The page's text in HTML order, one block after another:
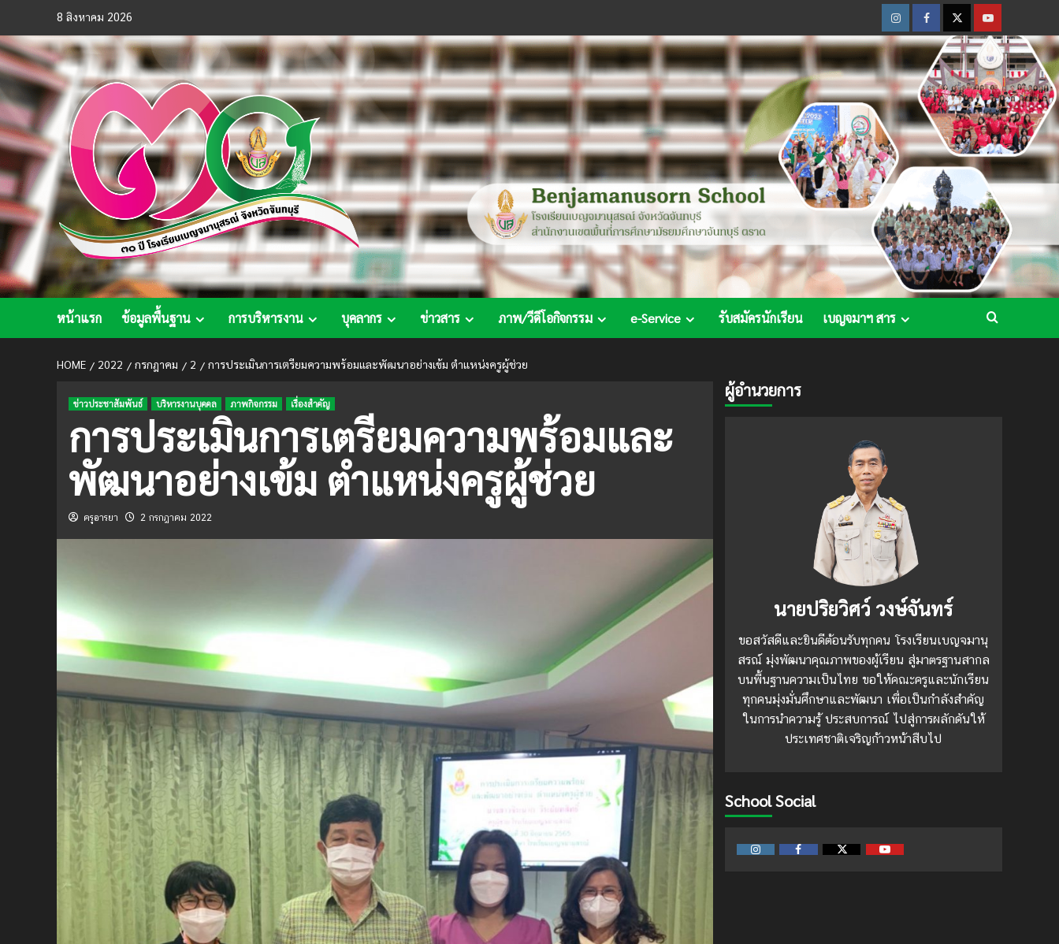
content
8 สิงหาคม 2026
InstagramFacebookTwitterYoutube
หน้าแรก ข้อมูลพื้นฐาน การบริหารงาน บุคลากร ข่าวสาร ภาพ/วีดีโอกิจกรรม e-Service รับสมัครนักเรียน เบญจมาฯ สาร
HOME 2022 กรกฎาคม 2 การประเมินการเตรียมความพร้อมและพัฒนาอย่างเข้ม ตำแหน่งครูผู้ช่วย
ข่าวประชาสัมพันธ์ บริหารงานบุคคล ภาพกิจกรรม เรื่องสำคัญ
การประเมินการเตรียมความพร้อมและ
พัฒนาอย่างเข้ม ตำแหน่งครูผู้ช่วย
ครูอารยา 2 กรกฎาคม 2022
ผู้อำนวยการ
นายปริยวิศว์ วงษ์จันทร์
ขอสวัสดีและยินดีต้อนรับทุกคน โรงเรียนเบญจมานุ
สรณ์ มุ่งพัฒนาคุณภาพของผู้เรียน สู่มาตรฐานสากล
บนพื้นฐานความเป็นไทย ขอให้คณะครูและนักเรียน
ทุกคนมุ่งมั่นศึกษาและพัฒนา เพื่อเป็นกำลังสำคัญ
ในการนำความรู้ ประสบการณ์ ไปสู่การผลักดันให้
ประเทศชาติเจริญก้าวหน้าสืบไป
School Social
InstagramFacebookTwitter Youtube